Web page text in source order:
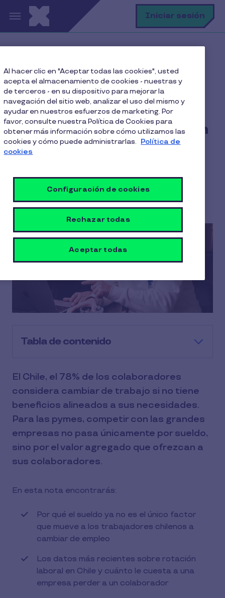
Pasar al contenido principal Iniciar sesión
¿Cómo las PYMES pueden competir en atracción de
talento con las grandes empresas?
¿Cómo las PYMES pueden
competir en atracción de
empresas?
5 Min de Lectura 17 Junio 2026
Tabla de contenido
El Chile, el 78% de los colaboradores
considera cambiar de trabajo si no tiene
beneficios alineados a sus necesidades.
Para las pymes, competir con las grandes
empresas no pasa únicamente por sueldo,
sino por el valor agregado que ofrezcan a
sus colaboradores.
En esta nota encontrarás:
Por qué el sueldo ya no es el único factor
que mueve a los trabajadores chilenos a
cambiar de empleo
Los datos más recientes sobre rotación
laboral en Chile y cuánto le cuesta a una
empresa perder a un colaborador
Al hacer clic en "Aceptar todas las cookies", usted
acepta el almacenamiento de cookies - nuestras y
de terceros - en su dispositivo para mejorar la
navegación del sitio web, analizar el uso del mismo y
ayudar en nuestros esfuerzos de marketing. Por
favor, consulte nuestra Política de Cookies para
obtener más información sobre cómo utilizamos las
cookies y cómo puede administrarlas. Política de
cookies
Configuración de cookies
Rechazar todas
Aceptar todas